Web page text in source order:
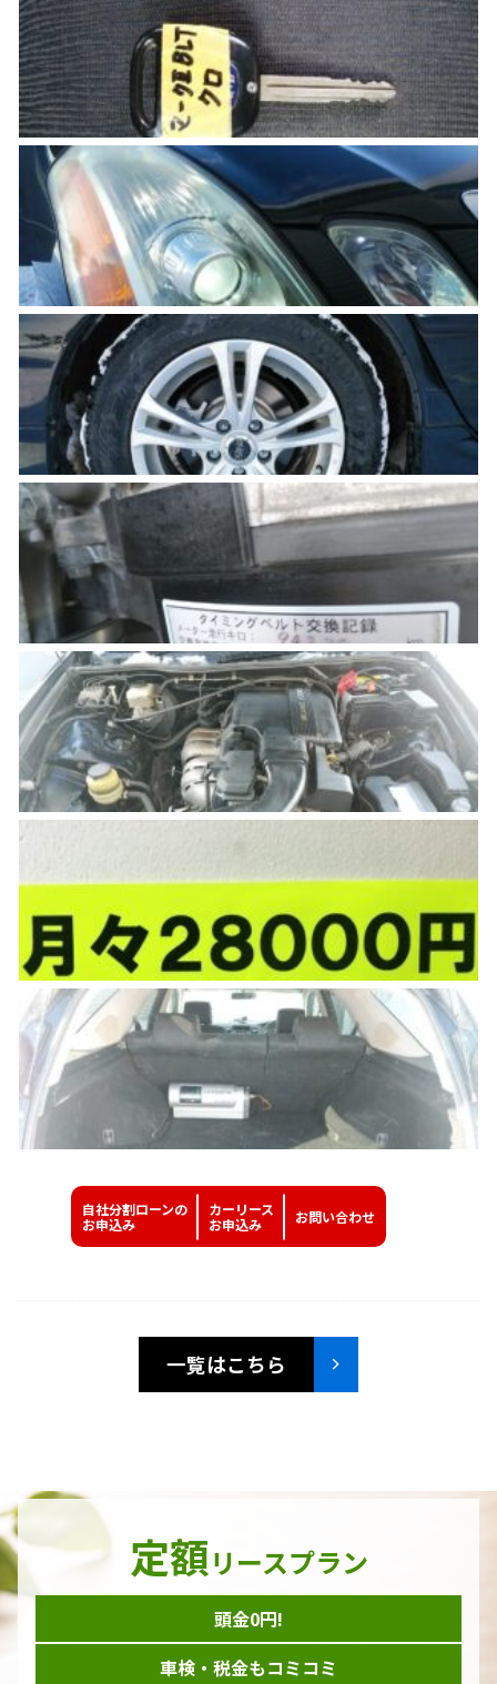
自社分割ローンの
お申込み
カーリース
お申込み
お問い合わせ
一覧はこちら
定額リースプラン
頭金0円!
車検・税金もコミコミ